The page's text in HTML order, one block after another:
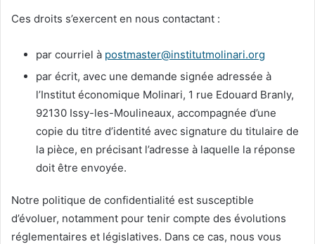
Ces droits s’exercent en nous contactant :
par courriel à postmaster@institutmolinari.org
par écrit, avec une demande signée adressée à
l’Institut économique Molinari, 1 rue Edouard Branly,
92130 Issy-les-Moulineaux, accompagnée d’une
copie du titre d’identité avec signature du titulaire de
la pièce, en précisant l’adresse à laquelle la réponse
doit être envoyée.
Notre politique de confidentialité est susceptible
d’évoluer, notamment pour tenir compte des évolutions
réglementaires et législatives. Dans ce cas, nous vous